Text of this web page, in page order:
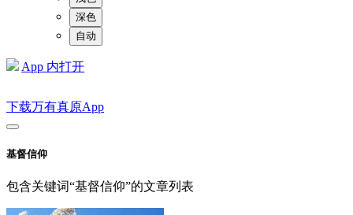
深色
自动
App 内打开
下载万有真原App
基督信仰
包含关键词“基督信仰”的文章列表